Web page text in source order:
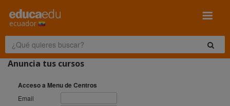
ecuador
Anuncia tus cursos
Acceso a Menu de Centros
Email